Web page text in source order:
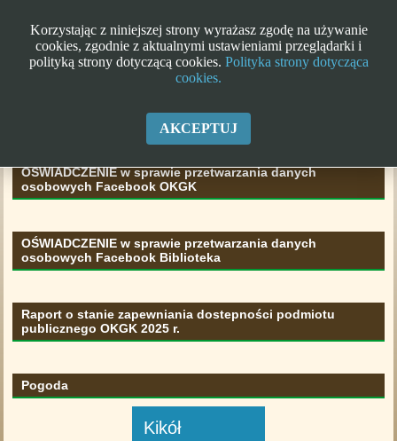
Klauzula informacyjna RODO
OŚWIADCZENIE w sprawie przetwarzania danych
osobowych Facebook OKGK
OŚWIADCZENIE w sprawie przetwarzania danych
osobowych Facebook Biblioteka
Raport o stanie zapewniania dostepności podmiotu
publicznego OKGK 2025 r.
Pogoda
Korzystając z niniejszej strony wyrażasz zgodę na używanie
cookies, zgodnie z aktualnymi ustawieniami przeglądarki i
polityką strony dotyczącą cookies. Polityka strony dotycząca
cookies.
AKCEPTUJ